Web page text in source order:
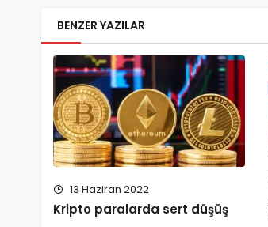
BENZER YAZILAR
13 Haziran 2022
Kripto paralarda sert düşüş